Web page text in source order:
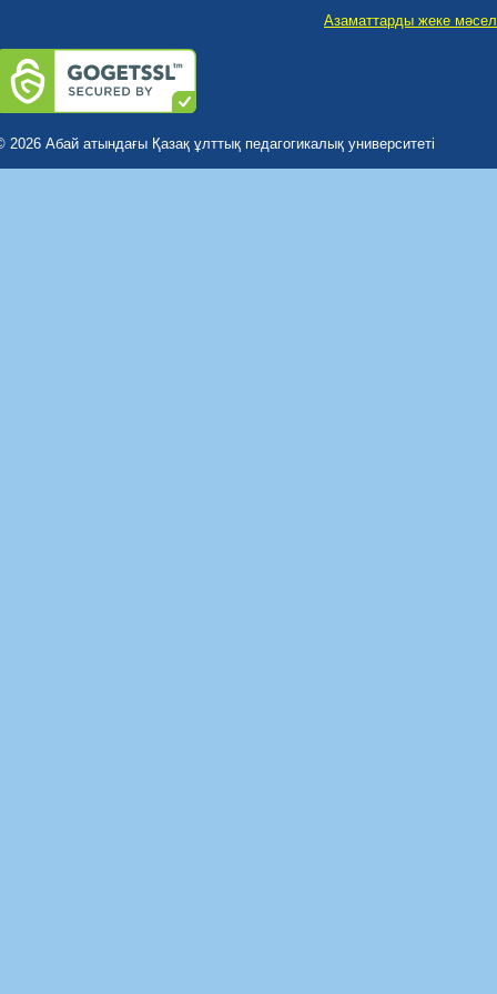
Азаматтарды жеке
2026 Абай атындағы Қазақ ұлттық педагогикалық университеті